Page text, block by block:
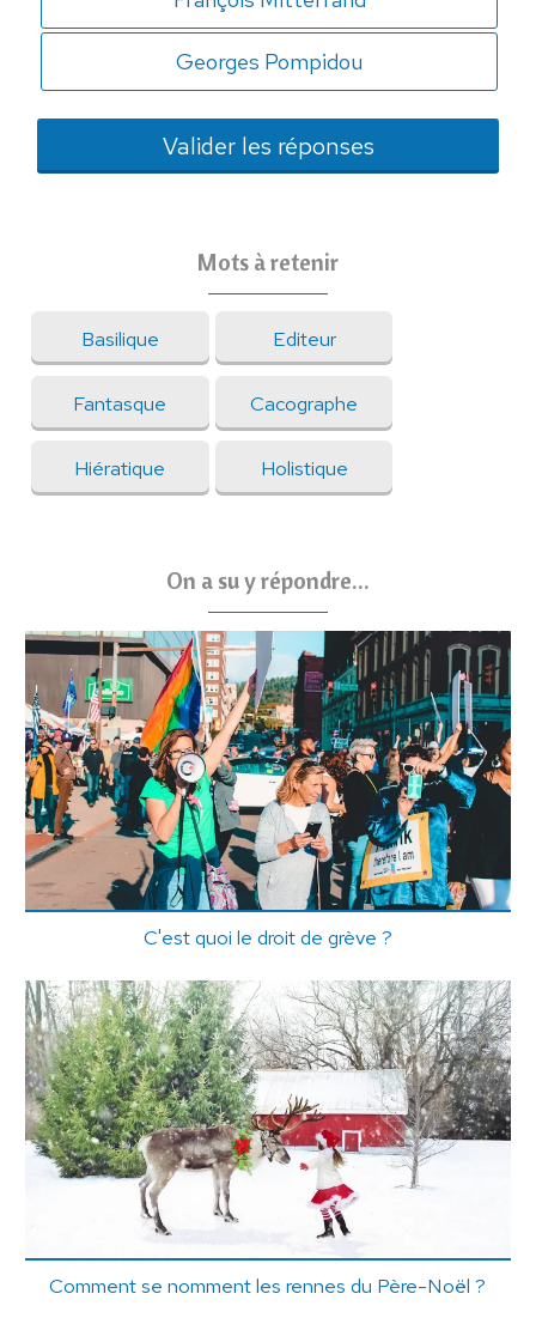
Georges Pompidou
Mots à retenir
Basilique Editeur
Fantasque Cacographe
Hiératique Holistique
On a su y répondre...
C'est quoi le droit de grève ?
Comment se nomment les rennes du Père-Noël ?